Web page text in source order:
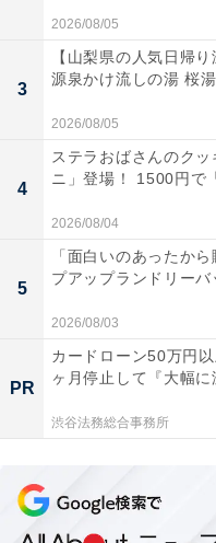
あわせて読みたい
【鳴子温
亀屋」が
楽天トラベルの「5
は？
2026/08/05
3
【山梨県の人気日帰
源泉かけ流しの湯 桜
2026/08/05
4
ステラおばさんのク
ニ」登場！ 1500円で
2026/08/04
5
「面白いのあったか
プアップランドリーバ
2026/08/03
PR
カードローン50万円
ヶ月停止して『大幅に
渋谷法務総合事務所